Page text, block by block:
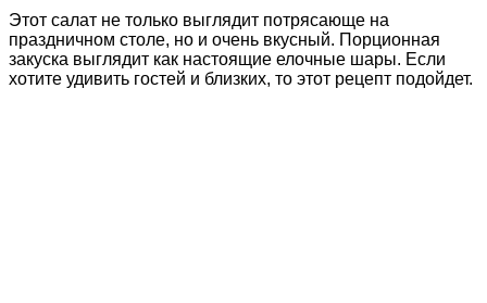
Этот салат не только выглядит потрясающе на
праздничном столе, но и очень вкусный. Порционная
закуска выглядит как настоящие елочные шары. Если
хотите удивить гостей и близких, то этот рецепт подойдет.